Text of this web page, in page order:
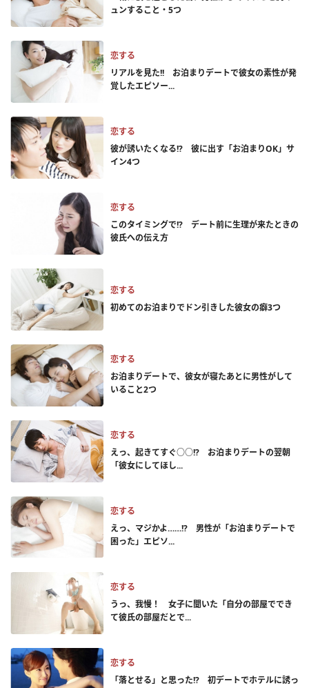
ュンすること・5つ
恋する
リアルを見た!! お泊まりデートで彼女の素性が発
覚したエピソー...
恋する
彼が誘いたくなる!? 彼に出す「お泊まりOK」サ
イン4つ
恋する
このタイミングで!? デート前に生理が来たときの
彼氏への伝え方
恋する
初めてのお泊まりでドン引きした彼女の癖3つ
恋する
お泊まりデートで、彼女が寝たあとに男性がして
いること2つ
恋する
えっ、起きてすぐ○○!? お泊まりデートの翌朝
「彼女にしてほし...
恋する
えっ、マジかよ……!? 男性が「お泊まりデートで
困った」エピソ...
恋する
うっ、我慢！ 女子に聞いた「自分の部屋ででき
て彼氏の部屋だとで...
恋する
「落とせる」と思った!? 初デートでホテルに誘っ